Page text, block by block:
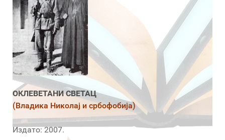
ОКЛЕВЕТАНИ СВЕТАЦ
(Владика Николај и србофобија)
Издато: 2007.